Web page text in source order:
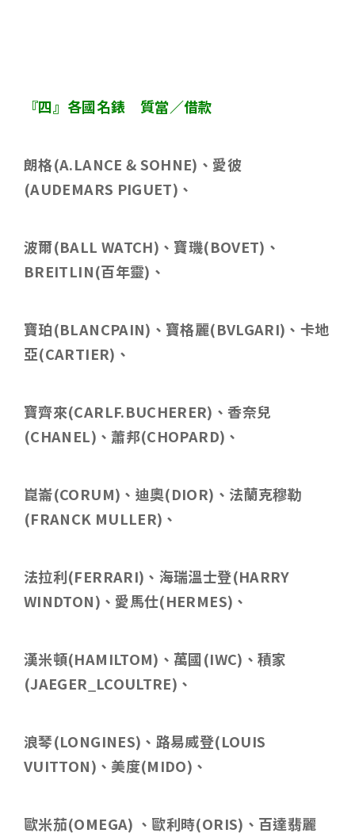
『四』各國名錶 質當／借款
朗格(A.LANCE & SOHNE) 、愛彼
(AUDEMARS PIGUET) 、
波爾(BALL WATCH) 、寶璣(BOVET) 、
BREITLIN(百年靈) 、
寶珀(BLANCPAIN) 、寶格麗(BVLGARI) 、卡地
亞(CARTIER) 、
寶齊來(CARLF.BUCHERER) 、香奈兒
(CHANEL) 、蕭邦(CHOPARD) 、
崑崙(CORUM) 、迪奧(DIOR) 、法蘭克穆勒
(FRANCK MULLER) 、
法拉利(FERRARI) 、海瑞溫士登(HARRY
WINDTON) 、愛馬仕(HERMES) 、
漢米頓(HAMILTOM) 、萬國(IWC) 、積家
(JAEGER_LCOULTRE) 、
浪琴(LONGINES) 、路易威登(LOUIS
VUITTON) 、美度(MIDO) 、
歐米茄(OMEGA) 、歐利時(ORIS) 、百達翡麗